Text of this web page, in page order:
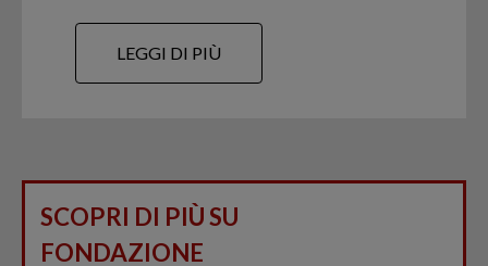
LEGGI DI PIÙ
SCOPRI DI PIÙ SU
FONDAZIONE